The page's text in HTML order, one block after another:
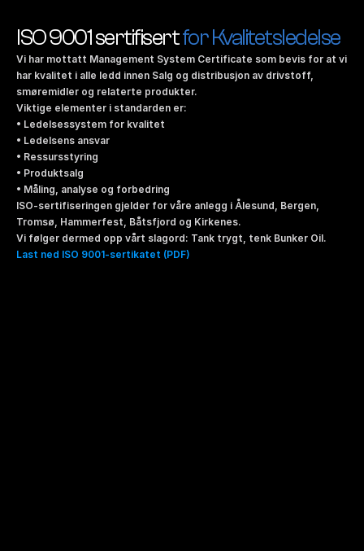
ISO 9001 sertifisert for Kvalitetsledelse
Vi har mottatt Management System Certificate som bevis for at vi
har kvalitet i alle ledd innen Salg og distribusjon av drivstoff,
smøremidler og relaterte produkter.
Viktige elementer i standarden er:
• Ledelsessystem for kvalitet
• Ledelsens ansvar
• Ressursstyring
• Produktsalg
• Måling, analyse og forbedring
ISO-sertifiseringen gjelder for våre anlegg i Ålesund, Bergen,
Tromsø, Hammerfest, Båtsfjord og Kirkenes.
Vi følger dermed opp vårt slagord: Tank trygt, tenk Bunker Oil.
Last ned ISO 9001-sertikatet (PDF)